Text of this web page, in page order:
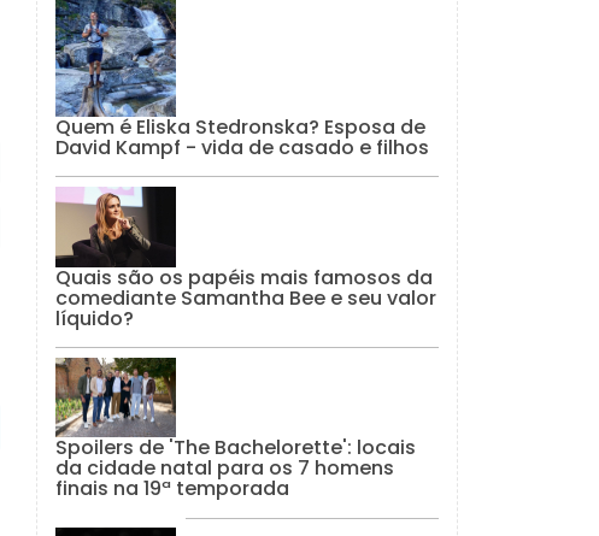
Quem é Eliska Stedronska? Esposa de
David Kampf - vida de casado e filhos
Quais são os papéis mais famosos da
comediante Samantha Bee e seu valor
líquido?
Spoilers de 'The Bachelorette': locais
da cidade natal para os 7 homens
finais na 19ª temporada